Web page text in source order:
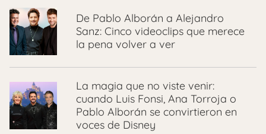
De Pablo Alborán a Alejandro
Sanz: Cinco videoclips que merece
la pena volver a ver
La magia que no viste venir:
cuando Luis Fonsi, Ana Torroja o
Pablo Alborán se convirtieron en
voces de Disney